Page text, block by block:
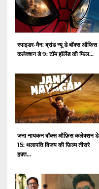
स्पाइडर-मैन: ब्रांड न्यू डे बॉक्स ऑफिस
कलेक्शन डे 9: टॉम हॉलैंड की फिल...
जना नायकन बॉक्स ऑफ़िस कलेक्शन डे
15: थलापति विजय की फ़िल्म तीसरे
हफ़्त...